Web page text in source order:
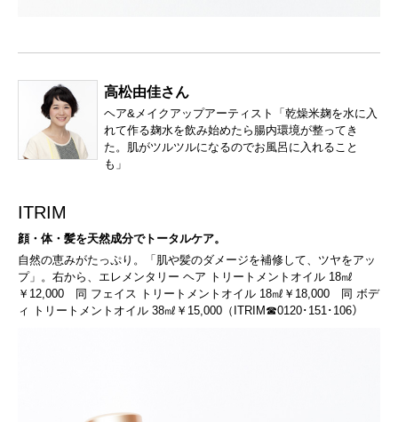
高松由佳さん
ヘア&メイクアップアーティスト「乾燥米麹を水に入
れて作る麹水を飲み始めたら腸内環境が整ってき
た。肌がツルツルになるのでお風呂に入れること
も」
ITRIM
顔・体・髪を天然成分でトータルケア。
自然の恵みがたっぷり。「肌や髪のダメージを補修して、ツヤをアッ
プ」。右から、エレメンタリー ヘア トリートメントオイル 18㎖
￥12,000 同 フェイス トリートメントオイル 18㎖￥18,000 同 ボデ
ィ トリートメントオイル 38㎖￥15,000（ITRIM☎0120･151･106）